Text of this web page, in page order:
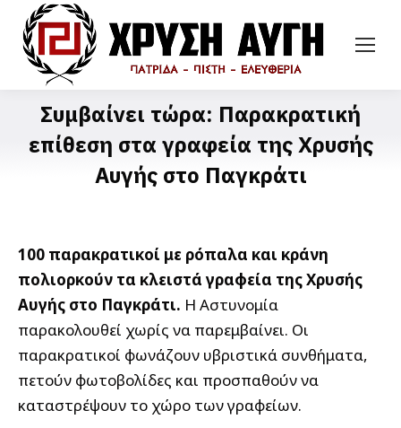
Συμβαίνει τώρα: Παρακρατική
επίθεση στα γραφεία της Χρυσής
Αυγής στο Παγκράτι
100 παρακρατικοί με ρόπαλα και κράνη
πολιορκούν τα κλειστά γραφεία της Χρυσής
Αυγής στο Παγκράτι. Η Αστυνομία
παρακολουθεί χωρίς να παρεμβαίνει. Οι
παρακρατικοί φωνάζουν υβριστικά συνθήματα,
πετούν φωτοβολίδες και προσπαθούν να
καταστρέψουν το χώρο των γραφείων.